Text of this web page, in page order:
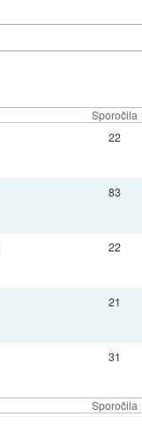
Sporočila
Sporočila
22
83
22
21
31